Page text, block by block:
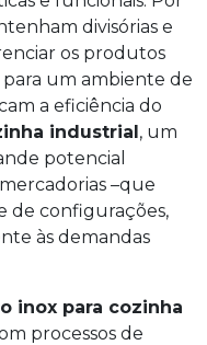
divisórias e
os produtos
um ambiente de
a eficiência do
industrial, um
potencial
–que
de configurações,
às demandas
inox para cozinha
processos de